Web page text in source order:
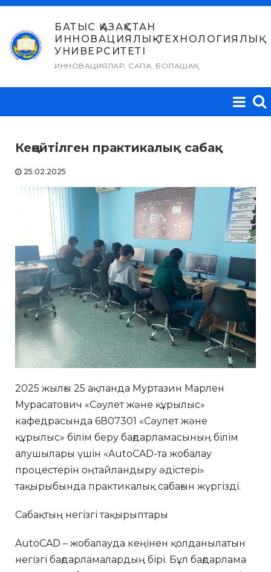
Skip
content
БАТЫС ҚАЗАҚСТАН
ИННОВАЦИЯЛЫҚ-ТЕХНОЛОГИЯЛЫҚ
УНИВЕРСИТЕТІ
ИННОВАЦИЯЛАР, САПА, БОЛАШАҚ
Кеңейтілген практикалық сабақ
25.02.2025
2025 жылғы 25 ақпанда Муртазин Марлен
Мурасатович «Сәулет және құрылыс»
кафедрасында 6В07301 «Сәулет және
құрылыс» білім беру бағдарламасының білім
алушылары үшін «AutoCAD-та жобалау
процестерін оңтайландыру әдістері»
тақырыбында практикалық сабағын жүргізді.
Сабақтың негізгі тақырыптары
AutoCAD – жобалауда кеңінен қолданылатын
негізгі бағдарламалардың бірі. Бұл бағдарлама